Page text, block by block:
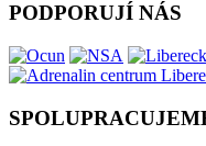
PODPORUJÍ NÁS